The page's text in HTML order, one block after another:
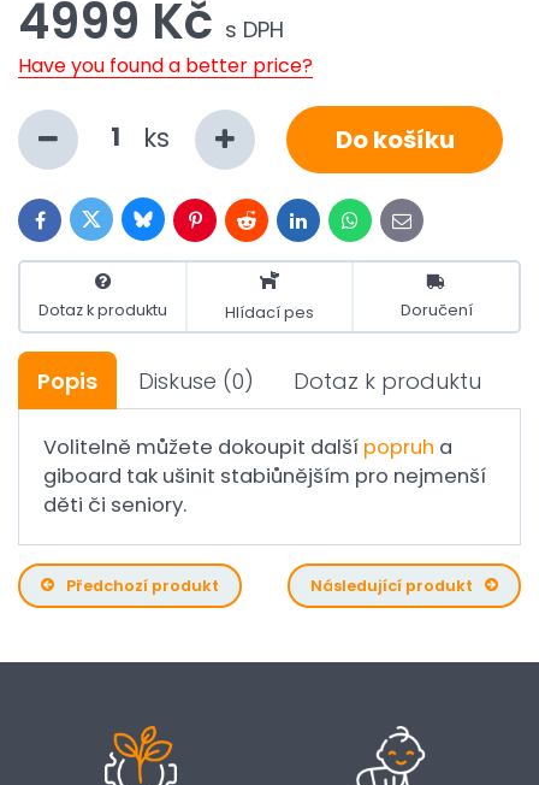
4999 Kč s DPH
Have you found a better price?
ks Do košíku
FacebookTwitterBlueskyPinterestRedditLinkedInWhatsApp
E-
mail
Dotaz k produktu Hlídací pes Doručení
Popis Diskuse (0) Dotaz k produktu
Volitelně můžete dokoupit další popruh a
giboard tak ušinit stabiůnějším pro nejmenší
děti či seniory.
Předchozí produkt Následující produkt